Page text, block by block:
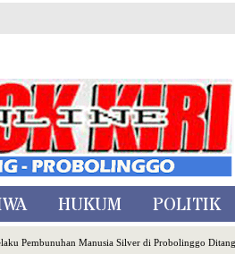
HUKUM POLITIK
Pembunuhan Manusia Silver di Probolinggo